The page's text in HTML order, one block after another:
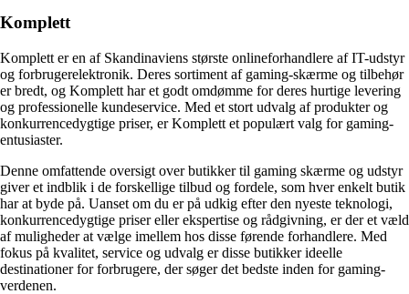
Komplett
Komplett er en af Skandinaviens største onlineforhandlere af IT-udstyr
og forbrugerelektronik. Deres sortiment af gaming-skærme og tilbehør
er bredt, og Komplett har et godt omdømme for deres hurtige levering
og professionelle kundeservice. Med et stort udvalg af produkter og
konkurrencedygtige priser, er Komplett et populært valg for gaming-
entusiaster.
Denne omfattende oversigt over butikker til gaming skærme og udstyr
giver et indblik i de forskellige tilbud og fordele, som hver enkelt butik
har at byde på. Uanset om du er på udkig efter den nyeste teknologi,
konkurrencedygtige priser eller ekspertise og rådgivning, er der et væld
af muligheder at vælge imellem hos disse førende forhandlere. Med
fokus på kvalitet, service og udvalg er disse butikker ideelle
destinationer for forbrugere, der søger det bedste inden for gaming-
verdenen.